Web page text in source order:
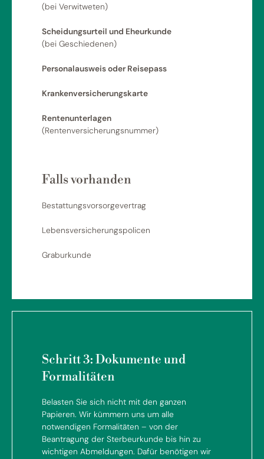
Schritt 3: Dokumente und
Formalitäten
Belasten Sie sich nicht mit den ganzen
Papieren. Wir kümmern uns um alle
notwendigen Formalitäten – von der
Beantragung der Sterbeurkunde bis hin zu
wichtigen Abmeldungen. Dafür benötigen wir
(bei Verwitweten)
Scheidungsurteil und Eheurkunde
(bei Geschiedenen)
Personalausweis oder Reisepass
Krankenversicherungskarte
Rentenunterlagen
(Rentenversicherungsnummer)
Falls vorhanden
Bestattungsvorsorgevertrag
Lebensversicherungspolicen
Graburkunde